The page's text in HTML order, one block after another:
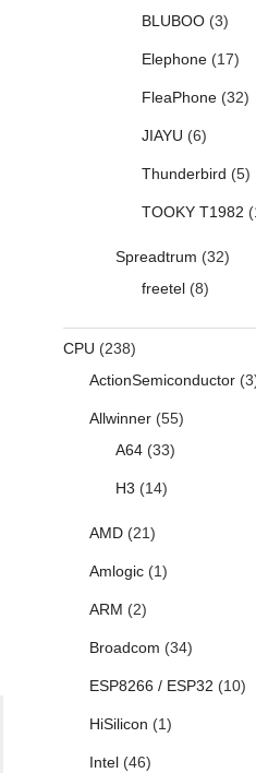
BLUBOO(3)
Elephone(17)
FleaPhone(32)
JIAYU (6)
Thunderbird (5)
TOOKY T1982
Spreadtrum (32)
freetel(8)
CPU (238)
ActionSemiconductor
Allwinner(55)
A64(33)
H3 (14)
AMD(21)
Amlogic(1)
ARM (2)
Broadcom (34)
ESP8266 / ESP32 (10)
HiSilicon (1)
Intel(46)